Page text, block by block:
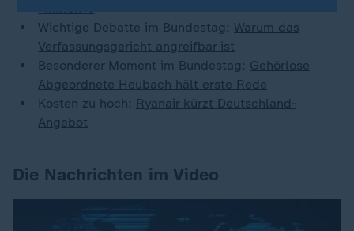
Wichtige Debatte im Bundestag: Warum das
Verfassungsgericht angreifbar ist
Besonderer Moment im Bundestag: Gehörlose
Abgeordnete Heubach hält erste Rede
Kosten zu hoch: Ryanair kürzt Deutschland-
Angebot
Die Nachrichten im Video